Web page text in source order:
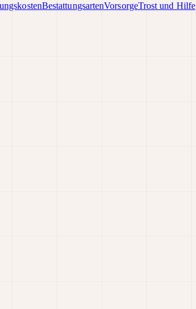
BestattungsartenVorsorgeTrost und Hilfe